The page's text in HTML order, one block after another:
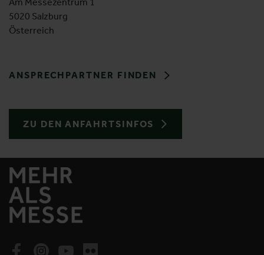
Am Messezentrum 1
5020 Salzburg
Österreich
ANSPRECHPARTNER FINDEN
ZU DEN ANFAHRTSINFOS